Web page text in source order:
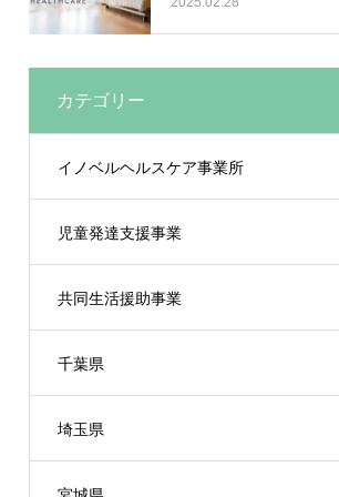
カテゴリー
イノベルヘルスケア事業所
児童発達支援事業
共同生活援助事業
千葉県
埼玉県